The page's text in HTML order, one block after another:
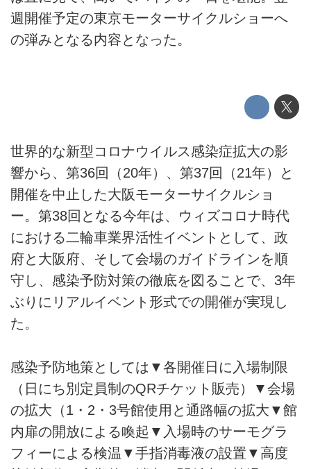
週開催予定の東京モーターサイクルショーへ
の弾みとなる内容となった。
世界的な新型コロナウイルス感染症拡大の影
響から、第36回（20年）、第37回（21年）と
開催を中止した大阪モーターサイクルショ
ー。第38回となる今年は、ウィズコロナ時代
における二輪車業界活性イベントとして、政
府と大阪府、そして会場のガイドラインを順
守し、感染予防対策の徹底を図ることで、3年
ぶりにリアルイベント形式での開催が実現し
た。
感染予防地策としては▼各開催日に入場制限
（日にち別定員制のQRチケット販売）▼会場
の拡大（1・2・3号館使用と通路幅の拡大▼館
内扉の開放による喚起▼入場時のサーモグラ
フィーによる検温▼手指消毒液の設置▼高度